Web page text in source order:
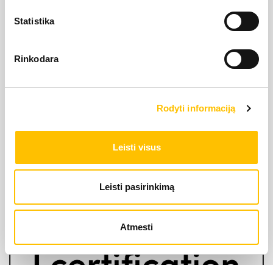
Statistika
Rinkodara
Rodyti informaciją
Leisti visus
Leisti pasirinkimą
Atmesti
pieder oficiālās tiesības uz LIEBHERR produktu, servisa
SĪKDATŅU IZMANTOŠANA
SĪKDATŅU IZMANTOŠANA
SĪKDATŅU IZMANTOŠANA
LIETOŠANAS NOTEIKUMI